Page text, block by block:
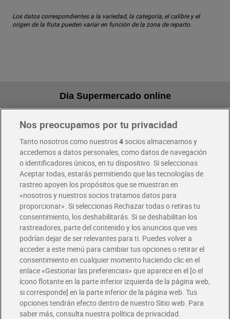
Los datos correspondientes a la variedad, la categoría, el calibre y el
origen de la fruta pueden variar en función de la zona de reparto.
Dia Supermercado online
Pide hoy, recibe hoy
Envío gratis por compras superiores a 100€
Envío estandar por 4,99€
Glovo y Uber Eats
Solicita tu factura de Glovo o Uber Eats
Únete al CLUB Dia
Disfruta las ventajas y ofertas exclusivas.
Descárgate la APP Dia
Folletos y Tiendas
Descubre las mejores ofertas y busca tu tienda más cercana
Nos preocupamos por tu privacidad
Tanto nosotros como nuestros4socios almacenamos y
accedemos a datos personales, como datos de navegación
o identificadores únicos, en tu dispositivo. Si seleccionas
Aceptar todas, estarás permitiendo que las tecnologías de
rastreo apoyen los propósitos que se muestran en
«nosotros y nuestros socios tratamos datos para
proporcionar». Si seleccionas Rechazar todas o retiras tu
consentimiento, los deshabilitarás. Si se deshabilitan los
rastreadores, parte del contenido y los anuncios que ves
podrían dejar de ser relevantes para ti. Puedes volver a
acceder a este menú para cambiar tus opciones o retirar el
consentimiento en cualquier momento haciendo clic en el
enlace «Gestionar las preferencias» que aparece en el [o el
ícono flotante en la parte inferior izquierda de la página web,
si corresponde] en la parte inferior de la página web. Tus
opciones tendrán efecto dentro de nuestro Sitio web. Para
saber más, consulta nuestra política de privacidad.